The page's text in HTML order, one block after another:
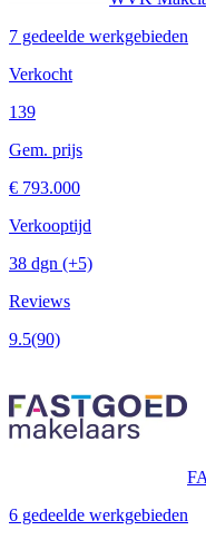
7 gedeelde werkgebieden
Verkocht
139
Gem. prijs
€ 793.000
Verkooptijd
38 dgn (+5)
Reviews
9.5(90)
6 gedeelde werkgebieden